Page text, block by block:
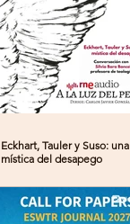
Eckhart, Tauler y Suso: una
mística del desapego